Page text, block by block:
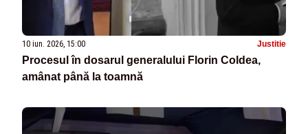
10 iun. 2026, 15:00 Justitie
Procesul în dosarul generalului Florin Coldea,
amânat până la toamnă